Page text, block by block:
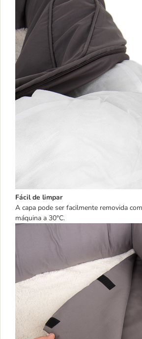
Fácil de limpar
A capa pode ser facilmente removida
máquina a 30°C.